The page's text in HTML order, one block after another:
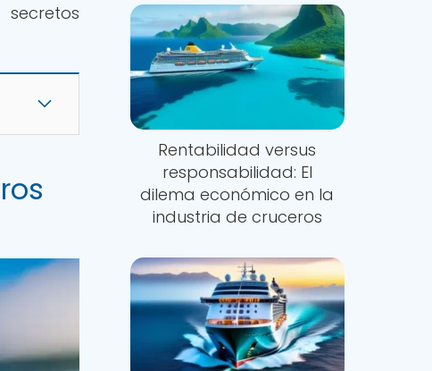
Rentabilidad versus
responsabilidad: El
dilema económico en la
industria de cruceros